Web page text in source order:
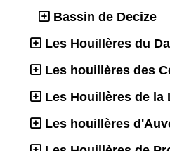
Bassin de Decize
Les Houillères du
Les houillères des
Les Houillères de la
Les houillères